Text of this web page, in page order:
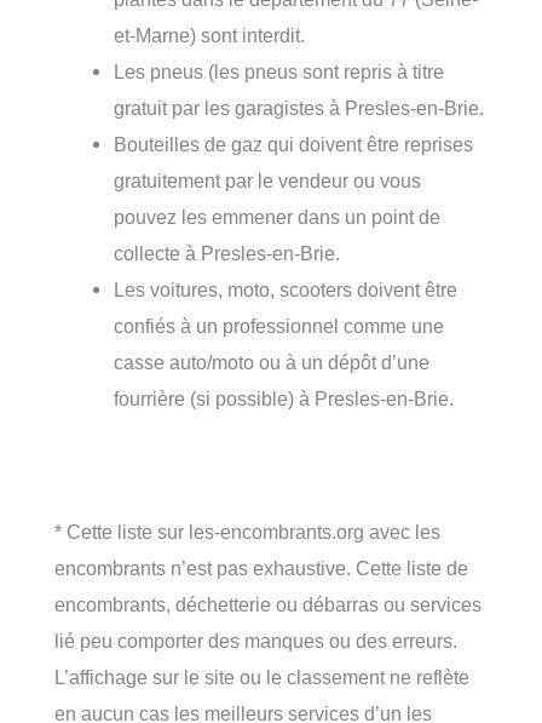
et-Marne) sont interdit.
Les pneus (les pneus sont repris à titre
gratuit par les garagistes à Presles-en-Brie.
Bouteilles de gaz qui doivent être reprises
gratuitement par le vendeur ou vous
pouvez les emmener dans un point de
collecte à Presles-en-Brie.
Les voitures, moto, scooters doivent être
confiés à un professionnel comme une
casse auto/moto ou à un dépôt d’une
fourrière (si possible) à Presles-en-Brie.
* Cette liste sur les-encombrants.org avec les
encombrants n’est pas exhaustive. Cette liste de
encombrants, déchetterie ou débarras ou services
lié peu comporter des manques ou des erreurs.
L’affichage sur le site ou le classement ne reflète
en aucun cas les meilleurs services d’un les